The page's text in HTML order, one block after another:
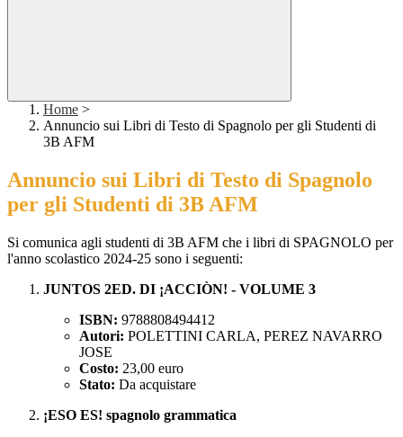
Home >
Annuncio sui Libri di Testo di Spagnolo per gli Studenti di
3B AFM
Annuncio sui Libri di Testo di Spagnolo
per gli Studenti di 3B AFM
Si comunica agli studenti di 3B AFM che i libri di SPAGNOLO per
l'anno scolastico 2024-25 sono i seguenti:
JUNTOS 2ED. DI ¡ACCIÒN! - VOLUME 3
ISBN: 9788808494412
Autori: POLETTINI CARLA, PEREZ NAVARRO
JOSE
Costo: 23,00 euro
Stato: Da acquistare
¡ESO ES! spagnolo grammatica